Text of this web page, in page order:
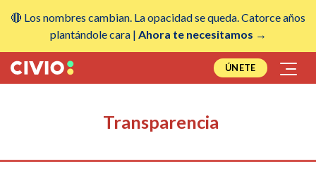
🔴 Los nombres cambian. La opacidad se queda. Catorce años
plantándole cara | Ahora te necesitamos →
ÚNETE
Transparencia